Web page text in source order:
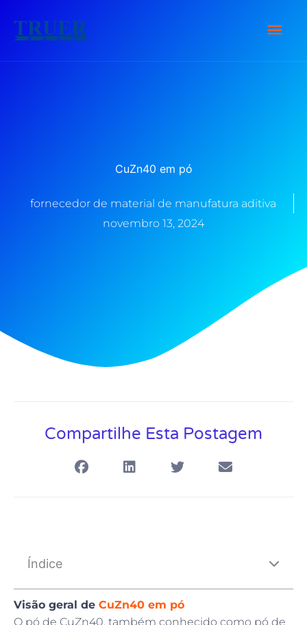
para
CuZn40 em pó
fornecedor de material de manufatura aditiva
novembro 13, 2024
Compartilhe Esta Postagem
Índice
Visão geral de CuZn40 em pó
O pó de CuZn40, também conhecido como pó de